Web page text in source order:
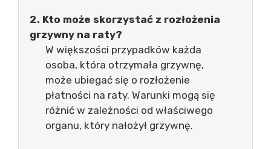
2. Kto może skorzystać z rozłożenia
grzywny na raty?
W większości przypadków każda
osoba, która otrzymała grzywnę,
może ubiegać się o rozłożenie
płatności na raty. Warunki mogą się
różnić w zależności od właściwego
organu, który nałożył grzywnę.